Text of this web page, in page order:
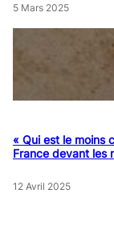
5 Mars 2025
« Qui est le moins
France devant les
12 Avril 2025